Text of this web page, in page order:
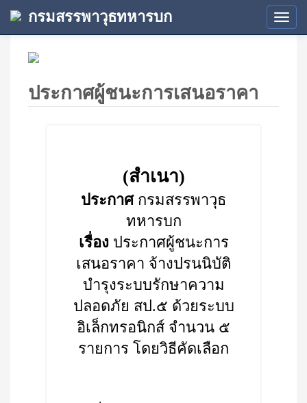
กรมสรรพาวุธทหารบก
ประกาศผู้ชนะการเสนอราคา
(สำเนา)
ประกาศกรมสรรพาวุธ
ทหารบก
เรื่อง ประกาศผู้ชนะการ
เสนอราคา จ้างปรนนิบัติ
บำรุงระบบรักษาความ
ปลอดภัย สป.๕ ด้วยระบบ
อิเล็กทรอนิกส์ จำนวน ๕
รายการ โดยวิธีคัดเลือก